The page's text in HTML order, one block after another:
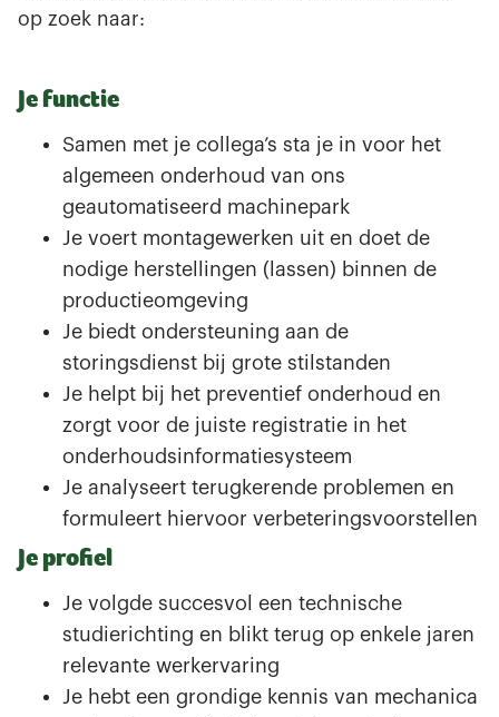
op zoek naar:
Je functie
Samen met je collega’s sta je in voor het
algemeen onderhoud van ons
geautomatiseerd machinepark
Je voert montagewerken uit en doet de
nodige herstellingen (lassen) binnen de
productieomgeving
Je biedt ondersteuning aan de
storingsdienst bij grote stilstanden
Je helpt bij het preventief onderhoud en
zorgt voor de juiste registratie in het
onderhoudsinformatiesysteem
Je analyseert terugkerende problemen en
formuleert hiervoor verbeteringsvoorstellen
Je profiel
Je volgde succesvol een technische
studierichting en blikt terug op enkele jaren
relevante werkervaring
Je hebt een grondige kennis van mechanica